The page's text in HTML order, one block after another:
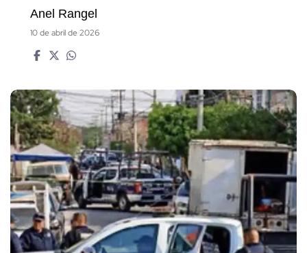
Anel Rangel
10 de abril de 2026